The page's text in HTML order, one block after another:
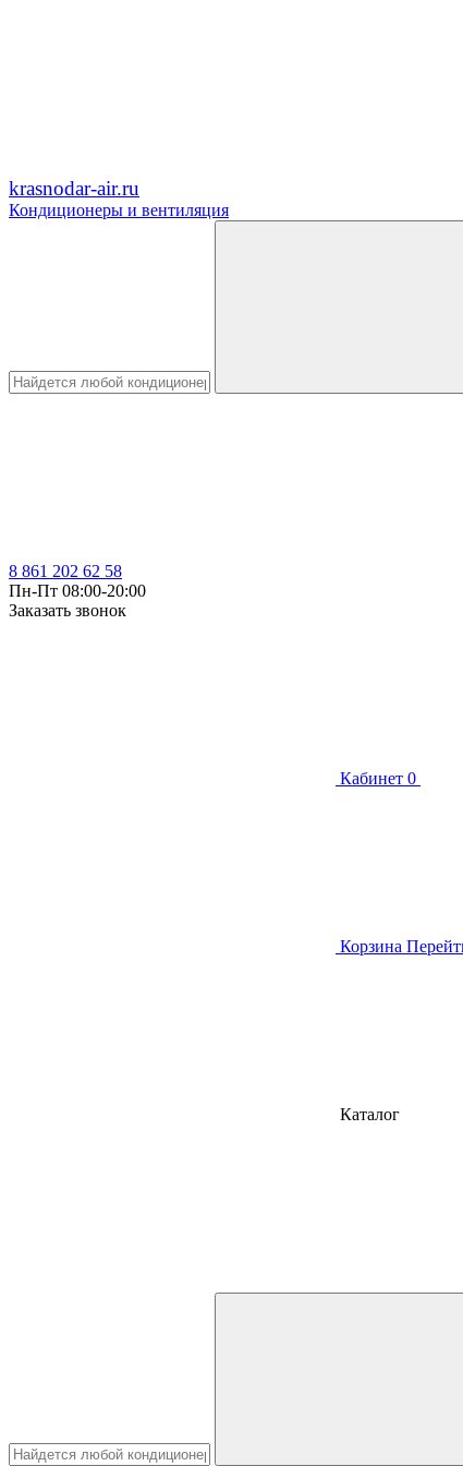
krasnodar-air.ru
Кондиционеры и вентиляция
8 861 202 62 58
Пн-Пт 08:00-20:00
Заказать звонок
Кабинет 0
Корзина
Каталог